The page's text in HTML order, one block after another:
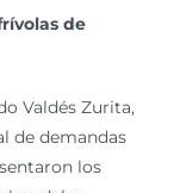
de
Valdés Zurita,
de demandas
los